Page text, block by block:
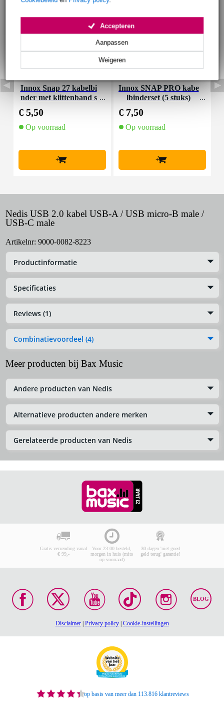
Weigeren
Aanpassen
Accepteren
Innox Snap 27 kabelbi
nder met klittenband s
€ 5,50
Op voorraad
+
Innox SNAP PRO kabe
lbinderset (5 stuks)
€ 7,50
Op voorraad
+
Nedis USB 2.0 kabel USB-A / USB micro-B male /
USB-C male
Artikelnr: 9000-0082-8223
Productinformatie
Specificaties
Reviews (1)
Combinatievoordeel (4)
Meer producten bij Bax Music
Andere producten van Nedis
Alternatieve producten andere merken
Gerelateerde producten van Nedis
Gratis verzending vanaf
€ 99,-
Voor 23:00 besteld,
morgen in huis (mits
op voorraad)
30 dagen 'niet goed
geld terug' garantie!
BLOG
Disclaimer| Privacy policy| Cookie-instellingen
op basis van meer dan 113.816 klantreviews